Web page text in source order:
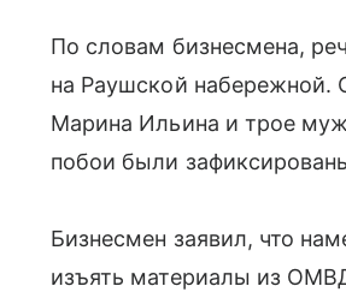
По словам бизнесмена,
на Раушской набережной.
Марина Ильина и трое
побои были
Бизнесмен заявил, что
изъять материалы из